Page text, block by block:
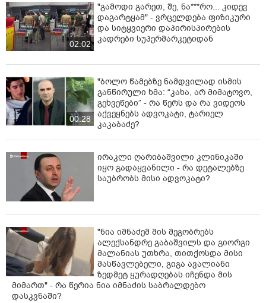
02:02
"გამოდი გარეთ, შე, ნა***რო... კიდევ
დაგარტყამ" - ვრცელდება ფიზიკური
და სიტყვიერი დაპირისპირების
კადრები სუპერმარკეტიდან
00:28
"ბოლო წამებზე ნამდვილად ისმის
განწირული ხმა: “კახა, არ მიმატოვო,
გეხვეწები” - რა წერს და რა ვიდეოს
აქვეყნებს ადვოკატი, ტარიელ
კაკაბაძე?
ირაკლი ღარიბაშვილი კლინიკაში
იყო გადაყვანილი - რა დეტალებზე
საუბრობს მისი ადვოკატი?
"ნია იმნაძემ მის მეგობრებს
ალექსანდრე გაბაშვილს და გიორგი
მალანიას უთხრა, თითქოსდა მისი
მასწავლებელი, გიგა ავალიანი
ზედმეტ ყურადღებას იჩენდა მის
მიმართ" - რა წერია ნია იმნაძის საბრალდებო
დასკვნაში?